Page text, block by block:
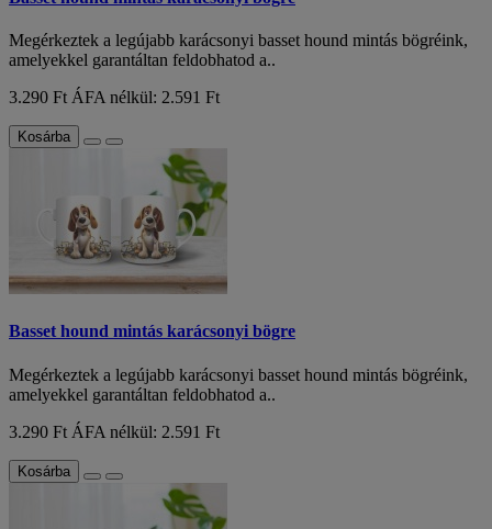
Megérkeztek a legújabb karácsonyi basset hound mintás bögréink,
amelyekkel garantáltan feldobhatod a..
3.290 Ft ÁFA nélkül: 2.591 Ft
Kosárba
Basset hound mintás karácsonyi bögre
Megérkeztek a legújabb karácsonyi basset hound mintás bögréink,
amelyekkel garantáltan feldobhatod a..
3.290 Ft ÁFA nélkül: 2.591 Ft
Kosárba